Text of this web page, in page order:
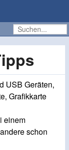
USB Geräten,
Grafikkarte
einem
schon